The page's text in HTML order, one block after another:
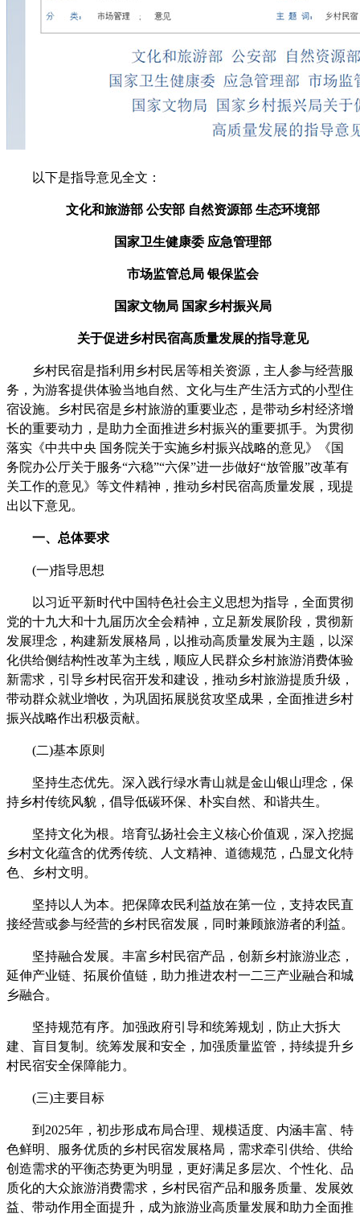
以下是指导意见全文：
文化和旅游部 公安部 自然资源部 生态环境部
国家卫生健康委 应急管理部
市场监管总局 银保监会
国家文物局 国家乡村振兴局
关于促进乡村民宿高质量发展的指导意见
乡村民宿是指利用乡村民居等相关资源，主人参与经营服
务，为游客提供体验当地自然、文化与生产生活方式的小型住
宿设施。乡村民宿是乡村旅游的重要业态，是带动乡村经济增
长的重要动力，是助力全面推进乡村振兴的重要抓手。为贯彻
落实《中共中央 国务院关于实施乡村振兴战略的意见》《国
务院办公厅关于服务“六稳”“六保”进一步做好“放管服”改革有
关工作的意见》等文件精神，推动乡村民宿高质量发展，现提
出以下意见。
一、总体要求
(一)指导思想
以习近平新时代中国特色社会主义思想为指导，全面贯彻
党的十九大和十九届历次全会精神，立足新发展阶段，贯彻新
发展理念，构建新发展格局，以推动高质量发展为主题，以深
化供给侧结构性改革为主线，顺应人民群众乡村旅游消费体验
新需求，引导乡村民宿开发和建设，推动乡村旅游提质升级，
带动群众就业增收，为巩固拓展脱贫攻坚成果，全面推进乡村
振兴战略作出积极贡献。
(二)基本原则
坚持生态优先。深入践行绿水青山就是金山银山理念，保
持乡村传统风貌，倡导低碳环保、朴实自然、和谐共生。
坚持文化为根。培育弘扬社会主义核心价值观，深入挖掘
乡村文化蕴含的优秀传统、人文精神、道德规范，凸显文化特
色、乡村文明。
坚持以人为本。把保障农民利益放在第一位，支持农民直
接经营或参与经营的乡村民宿发展，同时兼顾旅游者的利益。
坚持融合发展。丰富乡村民宿产品，创新乡村旅游业态，
延伸产业链、拓展价值链，助力推进农村一二三产业融合和城
乡融合。
坚持规范有序。加强政府引导和统筹规划，防止大拆大
建、盲目复制。统筹发展和安全，加强质量监管，持续提升乡
村民宿安全保障能力。
(三)主要目标
到2025年，初步形成布局合理、规模适度、内涵丰富、特
色鲜明、服务优质的乡村民宿发展格局，需求牵引供给、供给
创造需求的平衡态势更为明显，更好满足多层次、个性化、品
质化的大众旅游消费需求，乡村民宿产品和服务质量、发展效
益、带动作用全面提升，成为旅游业高质量发展和助力全面推